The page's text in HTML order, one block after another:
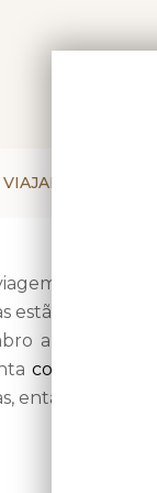
para ir à
estão mais
a janeiro
confortável
então